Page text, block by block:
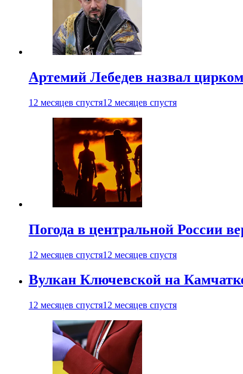
Артемий Лебедев назвал
12 месяцев спустя12 месяцев спустя
Погода в центральной России
12 месяцев спустя12 месяцев спустя
Вулкан Ключевской на
12 месяцев спустя12 месяцев спустя